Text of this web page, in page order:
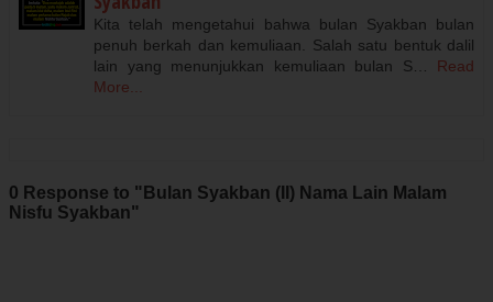
Kita telah mengetahui bahwa bulan Syakban bulan
penuh berkah dan kemuliaan. Salah satu bentuk dalil
lain yang menunjukkan kemuliaan bulan S…
Read
More...
0 Response to "Bulan Syakban (II) Nama Lain Malam
Nisfu Syakban"